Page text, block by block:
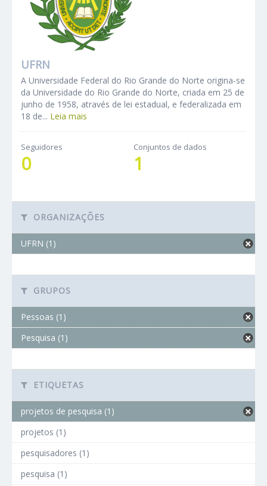
UFRN
A Universidade Federal do Rio Grande do Norte origina-se
da Universidade do Rio Grande do Norte, criada em 25 de
junho de 1958, através de lei estadual, e federalizada em
18 de... Leia mais
Seguidores
0
Conjuntos de dados
1
ORGANIZAÇÕES
UFRN (1)
GRUPOS
Pessoas (1)
Pesquisa (1)
ETIQUETAS
projetos de pesquisa (1)
projetos (1)
pesquisadores (1)
pesquisa (1)